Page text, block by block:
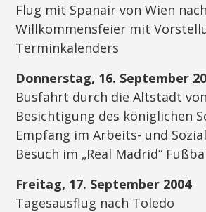
Flug mit Spanair von Wien
Willkommensfeier mit
Terminkalenders
Donnerstag, 16. September
Busfahrt durch die Altstadt
Besichtigung des königlichen
Empfang im Arbeits- und
Besuch im „Real Madrid“
Freitag, 17. September 2004
Tagesausflug nach Toledo